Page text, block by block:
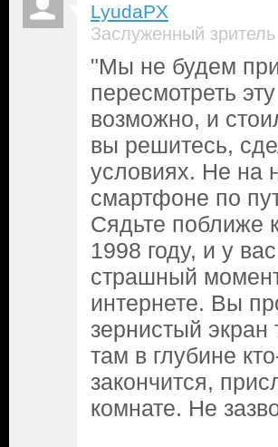
LyudaPX
Заслуженный зритель
"Мы не будем
пересмотреть
возможно, и
вы решитесь,
условиях. Не на
смартфоне по
Сядьте поближе
1998 году, и у
страшный
интернете. Вы
зернистый экран
там в глубине
закончится,
комнате. Не